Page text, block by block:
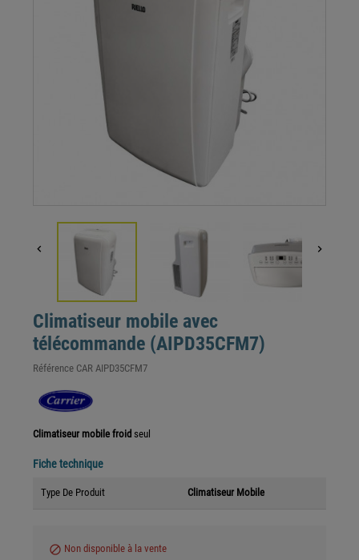
 
Climatiseur mobile avec
télécommande (AIPD35CFM7)
Référence CAR AIPD35CFM7
Climatiseur mobile froid seul
Fiche technique
Type De Produit Climatiseur Mobile
block Non disponible à la vente